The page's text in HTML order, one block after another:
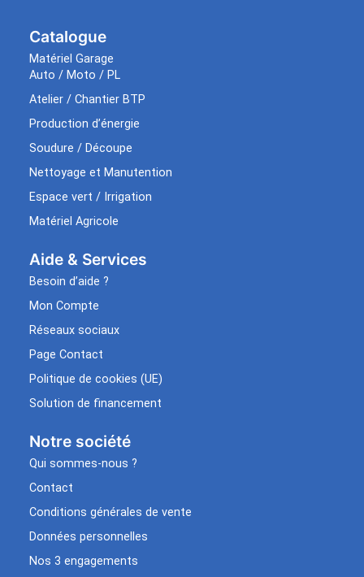
Catalogue
Matériel Garage
Auto / Moto / PL
Atelier / Chantier BTP
Production d’énergie
Soudure / Découpe
Nettoyage et Manutention
Espace vert / Irrigation
Matériel Agricole
Aide & Services​
Besoin d’aide ?
Mon Compte
Réseaux sociaux
Page Contact
Politique de cookies (UE)
Solution de financement
Notre société
Qui sommes-nous ?
Contact
Conditions générales de vente
Données personnelles
Nos 3 engagements